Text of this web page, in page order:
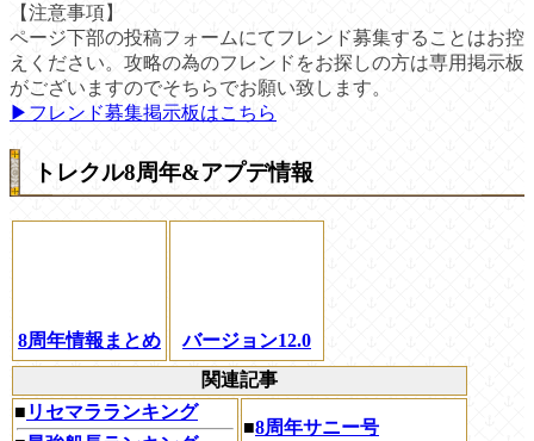
【注意事項】
ページ下部の投稿フォームにてフレンド募集することはお控
えください。攻略の為のフレンドをお探しの方は専用掲示板
がございますのでそちらでお願い致します。
▶︎フレンド募集掲示板はこちら
トレクル8周年&アプデ情報
8周年情報まとめ
バージョン12.0
関連記事
■ リセマラランキング
■8周年サニー号